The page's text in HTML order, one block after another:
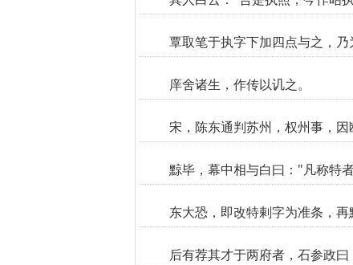
覃取笔于执字下加四点与之，
庠舍诸生，作传以讥之。
宋，陈东通判苏州，权州事，
黥毕，幕中相与白曰："凡称特
东大恐，即改特剌字为准条，再
后有荐其才于两府者，石参政